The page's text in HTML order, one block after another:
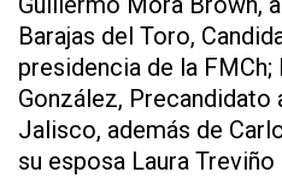
Barajas del Toro,
presidencia de la
González, Precandidato
Jalisco, además de
su esposa Laura Treviño